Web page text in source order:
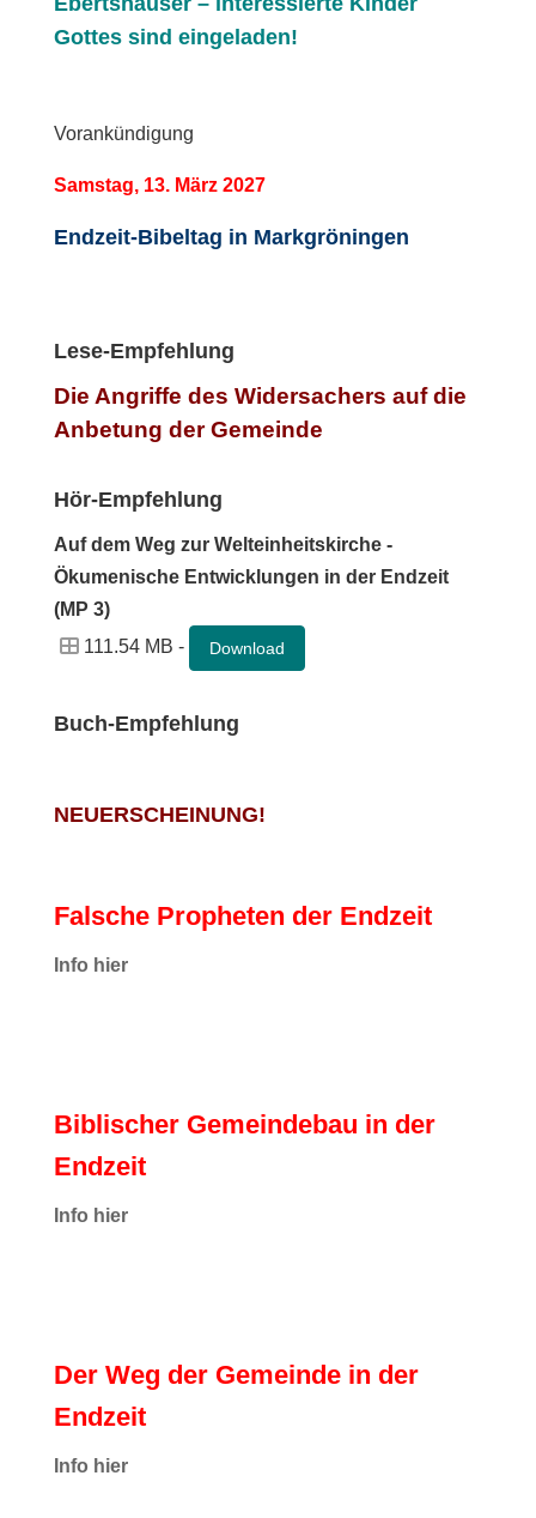
Gottes sind eingeladen!
Vorankündigung
Samstag, 13. März 2027
Endzeit-Bibeltag in Markgröningen
Lese-Empfehlung
Die Angriffe des Widersachers auf die
Anbetung der Gemeinde
Hör-Empfehlung
Auf dem Weg zur Welteinheitskirche -
Ökumenische Entwicklungen in der Endzeit
(MP 3)
111.54 MB -
Download
Buch-Empfehlung
NEUERSCHEINUNG!
Falsche Propheten der Endzeit
nfo hier
Biblischer Gemeindebau in der
Endzeit
Info hier
Der Weg der Gemeinde in der
Endzeit
Info hier